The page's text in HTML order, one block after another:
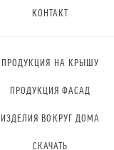
КОНТАКТ
ПРОДУКЦИЯ НА КРЫШУ
ПРОДУКЦИЯ ФАСАД
ИЗДЕЛИЯ ВОКРУГ ДОМА
СКАЧАТЬ